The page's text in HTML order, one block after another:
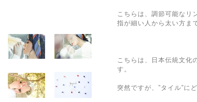
こちらは、調節可能なリ
指が細い人から太い方ま
こちらは、日本伝統文化
す。
突然ですが、”タイル”に